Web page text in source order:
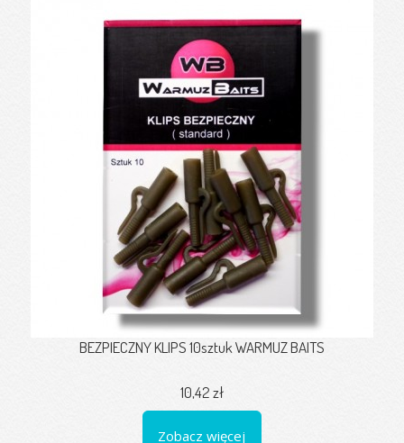
BEZPIECZNY KLIPS 10sztuk WARMUZ BAITS
10,42 zł
Zobacz więcej